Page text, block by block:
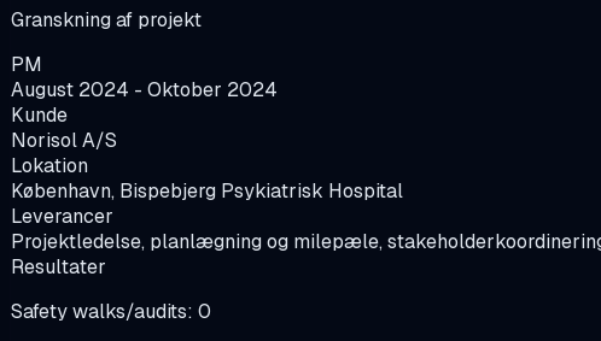
Granskning af projekt
PM
August 2024 - Oktober 2024
Kunde
Norisol A/S
Lokation
København, Bispebjerg Psykiatrisk Hospital
Leverancer
Projektledelse, planlægning og milepæle,
Resultater
Safety walks/audits: 0